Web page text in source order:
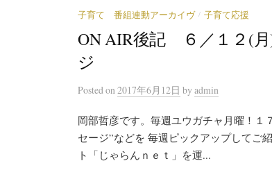
子育て 番組連動アーカイヴ / 子育て応援
ON AIR後記 ６／１２(
ジ
Postedon 2017年6月12日 by admin
岡部哲彦です。毎週ユウガチャ月曜！１
セージ”などを 毎週ピックアップしてご
ト「じゃらんｎｅｔ」を運...